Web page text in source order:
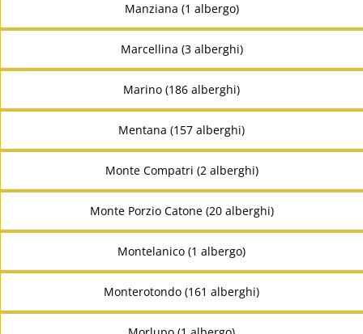
Manziana (1 albergo)
Marcellina (3 alberghi)
Marino (186 alberghi)
Mentana (157 alberghi)
Monte Compatri (2 alberghi)
Monte Porzio Catone (20 alberghi)
Montelanico (1 albergo)
Monterotondo (161 alberghi)